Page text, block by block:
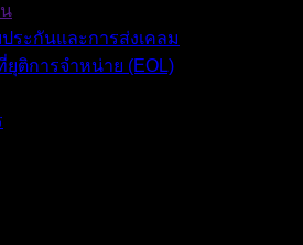
ระกันและการส่งเคลม
ติการจำหน่าย (EOL)
ของคุณด้วย NEXT
ภาพระดับสูง คุ้มค่าเกินราคา
การณ์การเล่นเกมที่ลื่นไหล